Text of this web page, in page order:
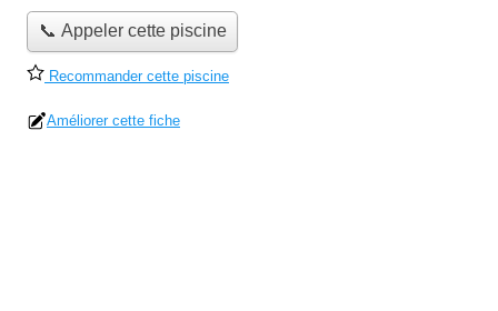
📞 Appeler cette piscine
Recommander cette piscine
Améliorer cette fiche